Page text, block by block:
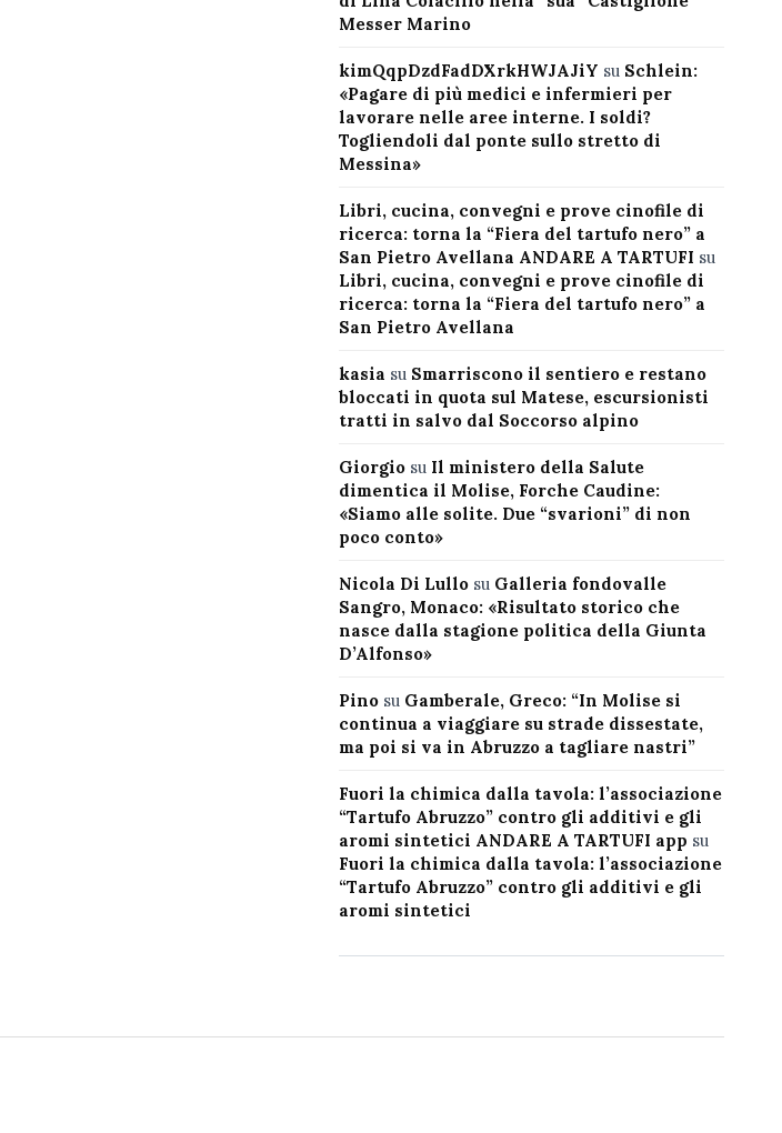
Messer Marino
kimQqpDzdFadDXrkHWJAJiY su Schlein:
«Pagare di più medici e infermieri per
lavorare nelle aree interne. I soldi?
Togliendoli dal ponte sullo stretto di
Messina»
Libri, cucina, convegni e prove cinofile di
ricerca: torna la “Fiera del tartufo nero” a
San Pietro Avellana ANDARE A TARTUFI su
Libri, cucina, convegni e prove cinofile di
ricerca: torna la “Fiera del tartufo nero” a
San Pietro Avellana
kasia su Smarriscono il sentiero e restano
bloccati in quota sul Matese, escursionisti
tratti in salvo dal Soccorso alpino
Giorgiosu Il ministero della Salute
dimentica il Molise, Forche Caudine:
«Siamo alle solite. Due “svarioni” di non
poco conto»
Nicola Di Lullosu Galleria fondovalle
Sangro, Monaco: «Risultato storico che
nasce dalla stagione politica della Giunta
D’Alfonso»
Pinosu Gamberale, Greco: “In Molise si
continua a viaggiare su strade dissestate,
ma poi si va in Abruzzo a tagliare nastri”
Fuori la chimica dalla tavola: l’associazione
“Tartufo Abruzzo” contro gli additivi e gli
aromi sintetici ANDARE A TARTUFI app su
Fuori la chimica dalla tavola: l’associazione
“Tartufo Abruzzo” contro gli additivi e gli
aromi sintetici